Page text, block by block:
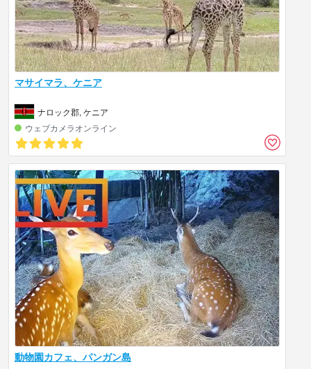
マサイマラ、ケニア
ナロック郡, ケニア
ウェブカメラオンライン
動物園カフェ、パンガン島